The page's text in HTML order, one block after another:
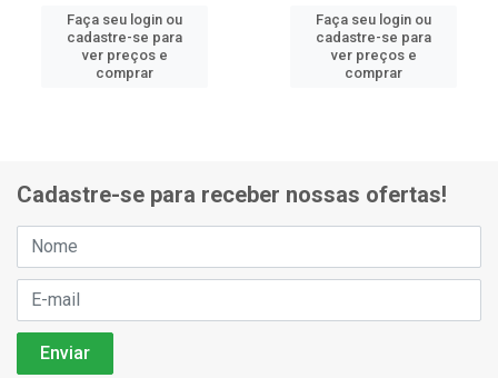
Faça seu login ou
cadastre-se para
ver preços e
comprar
Faça seu login ou
cadastre-se para
ver preços e
comprar
Cadastre-se para receber nossas ofertas!